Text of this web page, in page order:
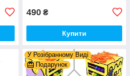
490 ₴
Купити
У Розібранному Виді
Подарунок